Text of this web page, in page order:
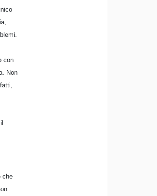
con
Non
che